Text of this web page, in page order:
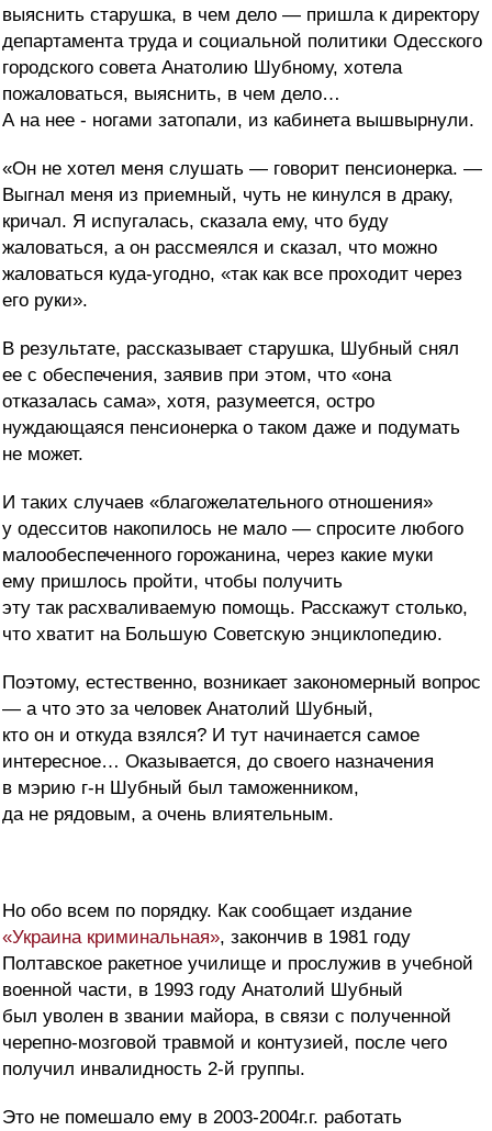
выяснить старушка, в чем дело — пришла к директору
департамента труда и социальной политики Одесского
городского совета Анатолию Шубному, хотела
пожаловаться, выяснить, в чем дело…
А на нее - ногами затопали, из кабинета вышвырнули.
«Он не хотел меня слушать — говорит пенсионерка. —
Выгнал меня из приемный, чуть не кинулся в драку,
кричал. Я испугалась, сказала ему, что буду
жаловаться, а он рассмеялся и сказал, что можно
жаловаться куда-угодно, «так как все проходит через
его руки».
В результате, рассказывает старушка, Шубный снял
ее с обеспечения, заявив при этом, что «она
отказалась сама», хотя, разумеется, остро
нуждающаяся пенсионерка о таком даже и подумать
не может.
И таких случаев «благожелательного отношения»
у одесситов накопилось не мало — спросите любого
малообеспеченного горожанина, через какие муки
ему пришлось пройти, чтобы получить
эту так расхваливаемую помощь. Расскажут столько,
что хватит на Большую Советскую энциклопедию.
Поэтому, естественно, возникает закономерный вопрос
— а что это за человек Анатолий Шубный,
кто он и откуда взялся? И тут начинается самое
интересное… Оказывается, до своего назначения
в мэрию г-н Шубный был таможенником,
да не рядовым, а очень влиятельным.
Но обо всем по порядку. Как сообщает издание
«Украина криминальная», закончив в 1981 году
Полтавское ракетное училище и прослужив в учебной
военной части, в 1993 году Анатолий Шубный
был уволен в звании майора, в связи с полученной
черепно-мозговой травмой и контузией, после чего
получил инвалидность 2-й группы.
Это не помешало ему в 2003-2004г.г. работать